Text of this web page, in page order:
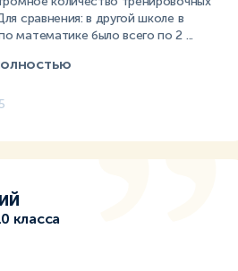
сравнения: в другой школе в
математике было всего по 2 ...
класса